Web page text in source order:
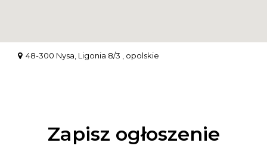
48-300 Nysa, Ligonia 8/3 , opolskie
Zapisz ogłoszenie